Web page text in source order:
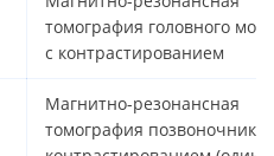
томография головного
с контрастированием
Магнитно-резонансная
томография позвоночника